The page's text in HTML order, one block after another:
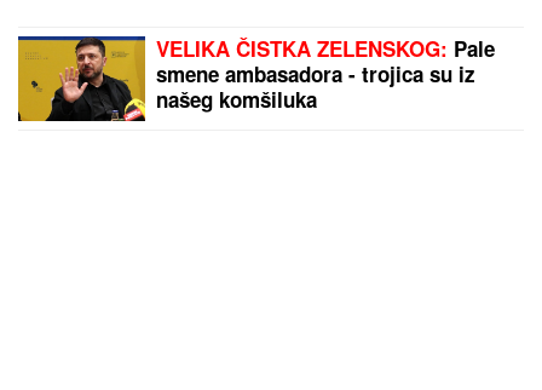
VELIKA ČISTKA ZELENSKOG: Pale
smene ambasadora - trojica su iz
našeg komšiluka